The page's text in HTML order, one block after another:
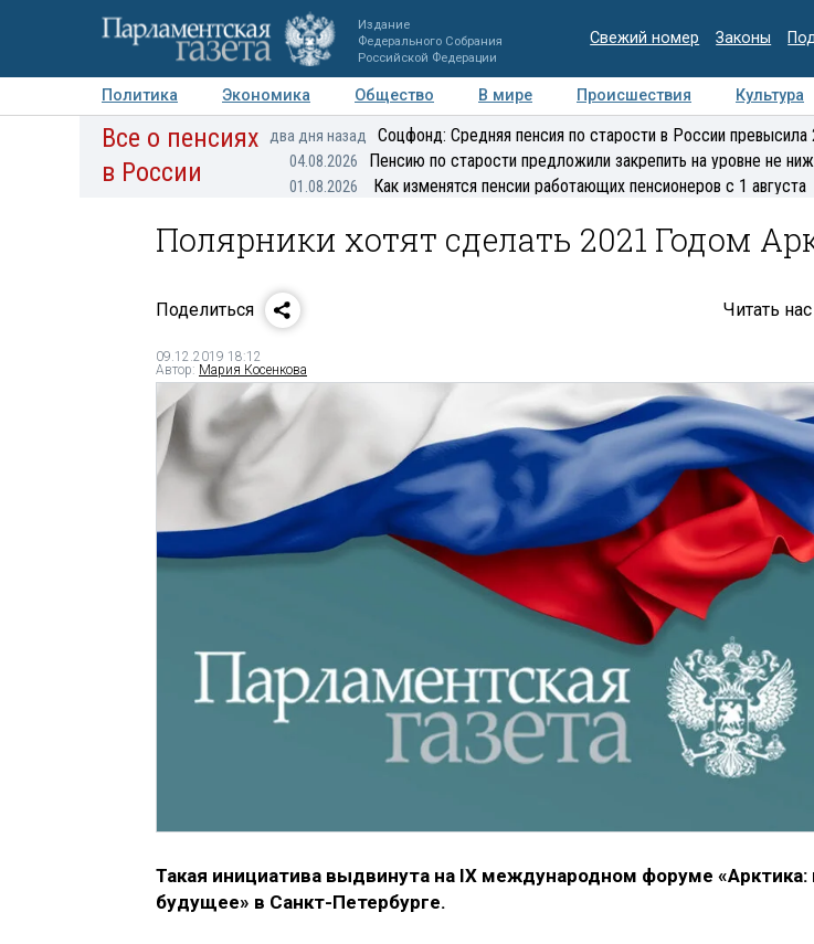
Издание
Федерального Собрания
Российской Федерации
Свежий номер Законы
Политика Экономика Общество В мире Происшествия Культура
Авторы Персоны Мнения Регионы Медиацентр Интервью
Все о пенсиях
в России
два дня назад Соцфонд: Средняя пенсия по старости в России превысила
04.08.2026 Пенсию по старости предложили закрепить на уровне не
01.08.2026 Как изменятся пенсии работающих пенсионеров с 1 августа
Полярники хотят сделать 2021 Годом
Поделиться Читать
09.12.2019 18:12
Автор: Мария Косенкова
Такая инициатива выдвинута на IX международном форуме
будущее» в Санкт-Петербурге.